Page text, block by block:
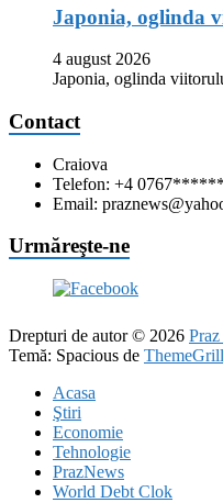
Japonia, oglinda
4 august 2026
Japonia, oglinda
Contact
Craiova
Telefon: +4 0767******
Email:
Urmăreşte-ne
Drepturi de autor © 2026
Temă: Spacious de ThemeGrill
Acasa
Ştiri
Economie
Tehnologie
PrazNews
World Debt Clok